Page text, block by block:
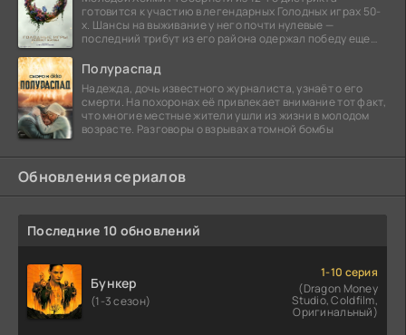
готовится к участию в легендарных Голодных играх 50-
х. Шансы на выживание у него почти нулевые —
последний трибут из его района одержал победу еще
Полураспад
Надежда, дочь известного журналиста, узнаёт о его
смерти. На похоронах её привлекает внимание тот факт,
что многие местные жители ушли из жизни в молодом
возрасте. Разговоры о взрывах атомной бомбы
Обновления сериалов
Последние 10 обновлений
Бункер
(1-3 сезон)
1-10 серия
(Dragon Money
Studio, Coldfilm,
Оригинальный)